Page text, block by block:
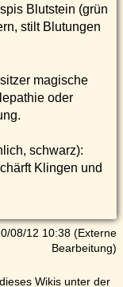
Blutstein (grün
stilt Blutungen
magische
oder
schwarz):
Klingen und
08/12 10:38 (Externe
Bearbeitung)
Wikis unter der